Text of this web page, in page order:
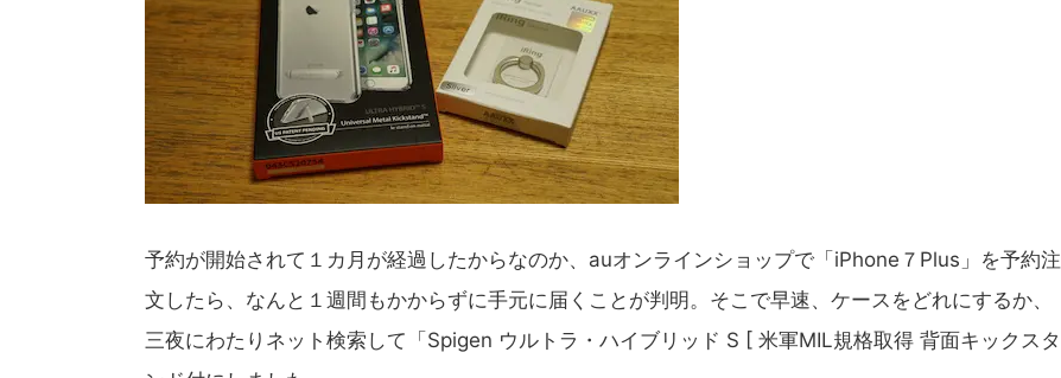
予約が開始されて１カ月が経過したからなのか、auオンラインショップで「iPhone７Plus」を予約注
文したら、なんと１週間もかからずに手元に届くことが判明。そこで早速、ケースをどれにするか、
三夜にわたりネット検索して「Spigen ウルトラ・ハイブリッド S [ 米軍MIL規格取得 背面キックスタ